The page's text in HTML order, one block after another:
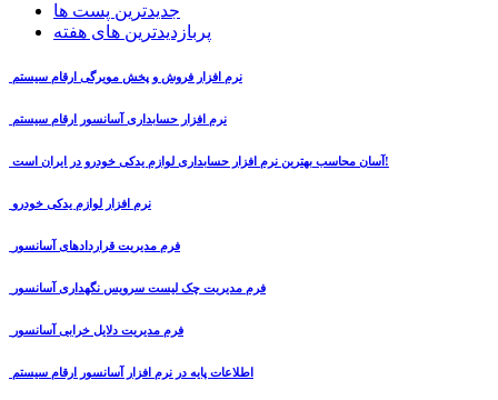
جدیدترین پست ها
پربازدیدترین های هفته
نرم افزار فروش و پخش مویرگی ارقام سیستم
نرم افزار حسابداری آسانسور ارقام سیستم
آسان محاسب بهترین نرم افزار حسابداری لوازم یدکی خودرو در ایران است!
نرم افزار لوازم یدکی خودرو
فرم مدیریت قراردادهای آسانسور
فرم مدیریت چک لیست سرویس نگهداری آسانسور
فرم مدیریت دلایل خرابی آسانسور
اطلاعات پایه در نرم افزار آسانسور ارقام سیستم